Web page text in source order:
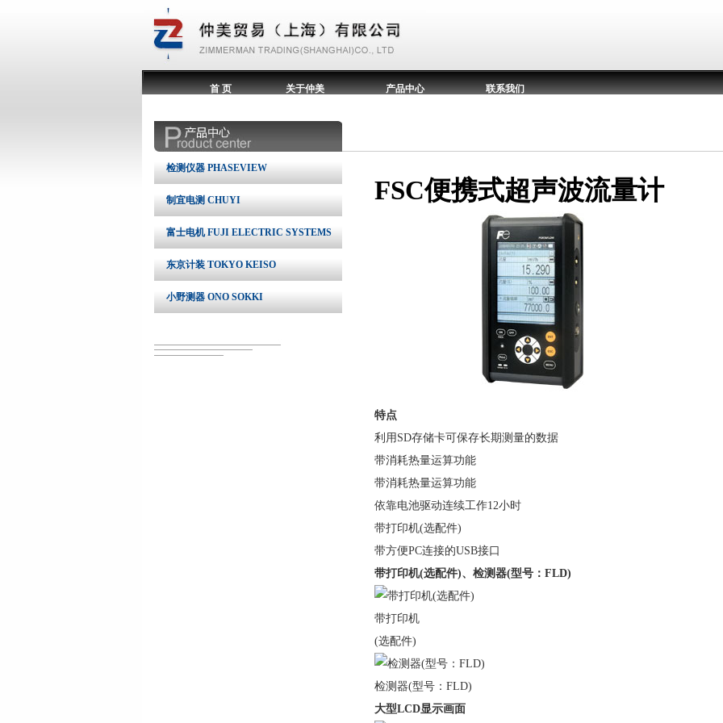
首 页 关于仲美 产品中心 联系我们
检测仪器 PHASEVIEW
制宜电测 CHUYI
富士电机 FUJI ELECTRIC SYSTEMS
东京计装 TOKYO KEISO
小野测器 ONO SOKKI
FSC便携式超声波流量计
特点
利用SD存储卡可保存长期测量的数据
带消耗热量运算功能
带消耗热量运算功能
依靠电池驱动连续工作12小时
带打印机(选配件)
带方便PC连接的USB接口
带打印机(选配件)、检测器(型号：FLD)
带打印机
(选配件)
检测器(型号：FLD)
大型LCD显示画面